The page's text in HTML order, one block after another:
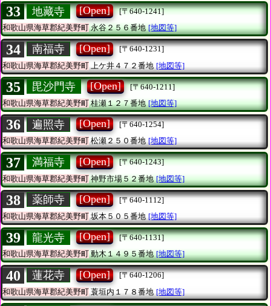
33 地藏寺 [Open]
[〒640-1241]
和歌山県海草郡紀美野町永谷２５６番地 [地図等]
34 南福寺 [Open]
[〒640-1231]
和歌山県海草郡紀美野町 上ケ井４７２番地 [地図等]
35 毘沙門寺 [Open]
[〒640-1211]
和歌山県海草郡紀美野町桂瀬１２７番地 [地図等]
36 遍照寺 [Open]
[〒640-1254]
和歌山県海草郡紀美野町松瀬２５０番地 [地図等]
37 満福寺 [Open]
[〒640-1243]
和歌山県海草郡紀美野町神野市場５２番地 [地図等]
38 薬師寺 [Open]
[〒640-1112]
和歌山県海草郡紀美野町 坂本５０５番地 [地図等]
39 龍光寺 [Open]
[〒640-1131]
和歌山県海草郡紀美野町動木１４９５番地 [地図等]
40 蓮花寺 [Open]
[〒640-1206]
和歌山県海草郡紀美野町 蓑垣内１７８番地 [地図等]